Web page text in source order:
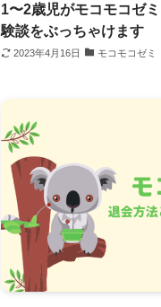
1〜2歳児がモコモコゼ
験談をぶっちゃけます
2023年4月16日 モコモコゼミ